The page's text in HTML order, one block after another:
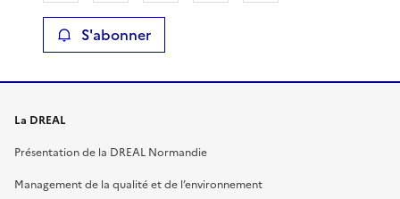
S'abonner
La DREAL
Présentation de la DREAL Normandie
Management de la qualité et de l’environnement